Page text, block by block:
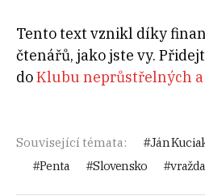
Tento text vznikl díky
čtenářů, jako jste vy.
doKlubu neprůstřelných
Související témata: Ján
Penta
Slovensko